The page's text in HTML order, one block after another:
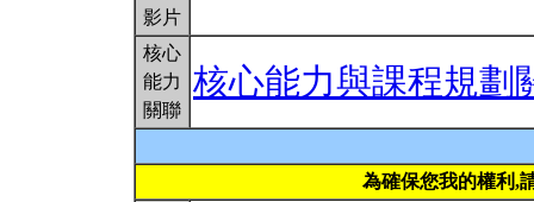
影片
核心
能力
關聯
核心能力與課程規劃
為確保您我的權利,